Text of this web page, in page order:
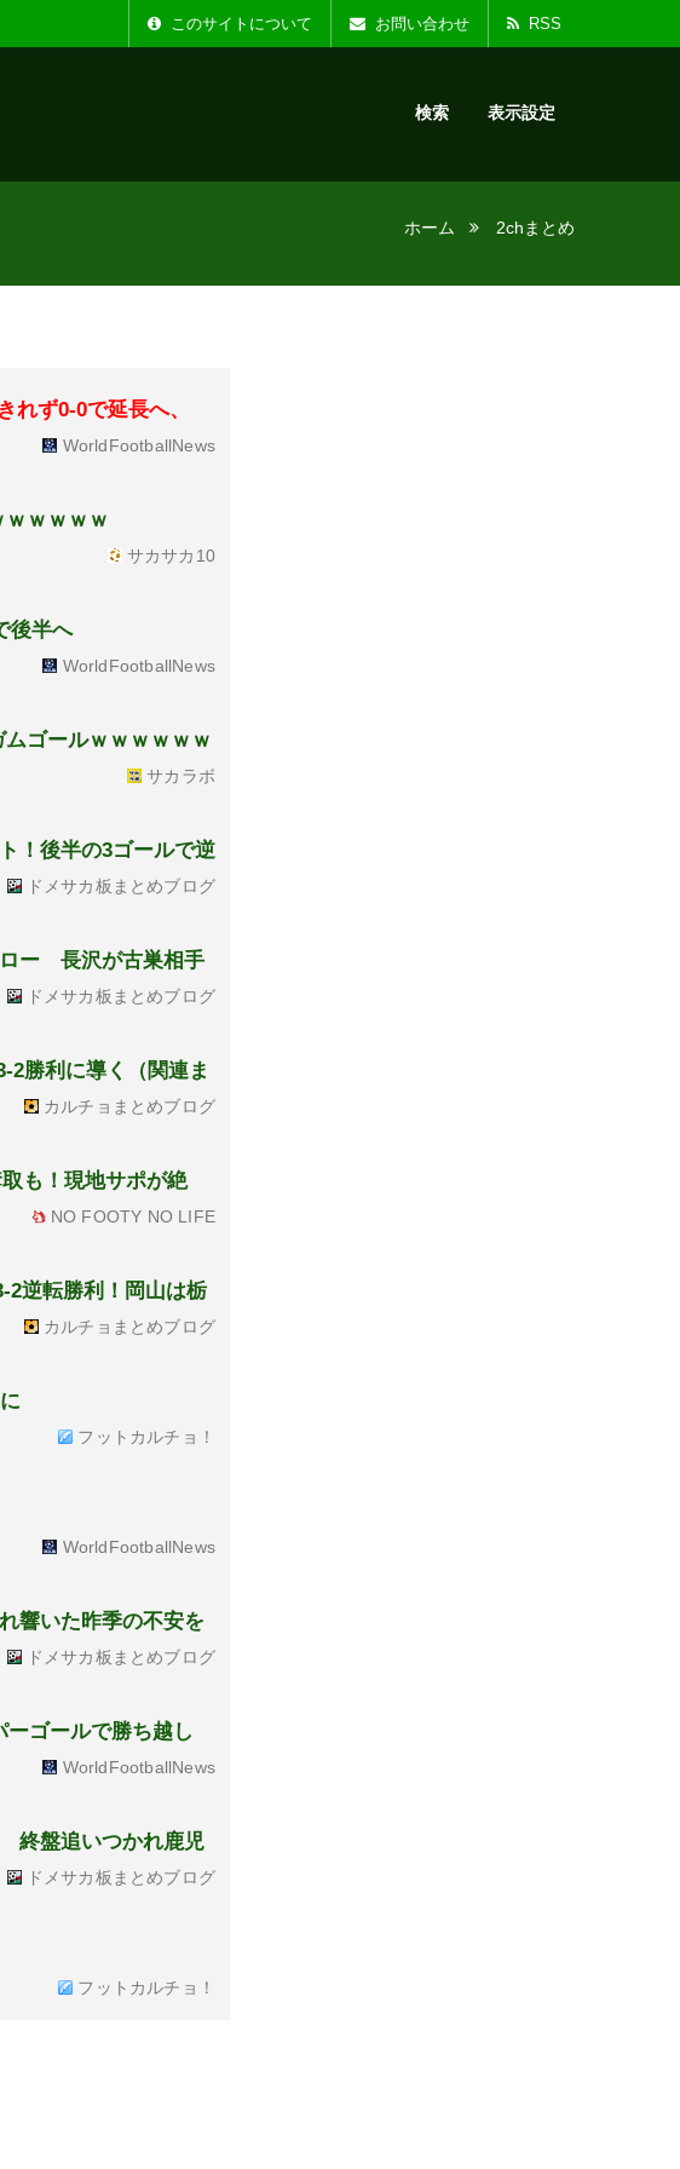
機能を追加しました。 お知らせ :
このサイトについて お問い合わせ RSS
検索 表示設定
ホーム 2chまとめ
ず0-0で延長へ、
WorldFootballNews
ｗｗｗｗ
サカサカ10
後半へ
WorldFootballNews
ゴールｗｗｗｗｗｗ
サカラボ
！後半の3ゴールで逆
ドメサカ板まとめブログ
ロー 長沢が古巣相手
ドメサカ板まとめブログ
2勝利に導く（関連ま
カルチョまとめブログ
も！現地サポが絶
NO FOOTY NO LIFE
2逆転勝利！岡山は栃
カルチョまとめブログ
フットカルチョ！
WorldFootballNews
響いた昨季の不安を
ドメサカ板まとめブログ
ゴールで勝ち越し
WorldFootballNews
終盤追いつかれ鹿児
ドメサカ板まとめブログ
フットカルチョ！